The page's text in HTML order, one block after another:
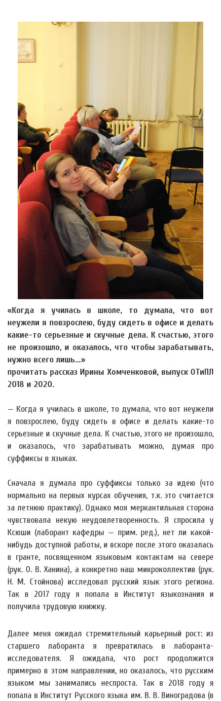
«Когда я училась в школе, то думала, что вот
неужели я повзрослею, буду сидеть в офисе и делать
какие-то серьезные и скучные дела. К счастью, этого
не произошло, и оказалось, что чтобы зарабатывать,
нужно всего лишь…»
прочитать рассказ Ирины Хомченковой, выпуск ОТиПЛ
2018 и 2020.
— Когда я училась в школе, то думала, что вот неужели
я повзрослею, буду сидеть в офисе и делать какие-то
серьезные и скучные дела. К счастью, этого не произошло,
и оказалось, что зарабатывать можно, думая про
суффиксы в языках.
Сначала я думала про суффиксы только за идею (что
нормально на первых курсах обучения, т.к. это считается
за летнюю практику). Однако моя меркантильная сторона
чувствовала некую неудовлетворенность. Я спросила у
Ксюши (лаборант кафедры — прим. ред.), нет ли какой-
нибудь доступной работы, и вскоре после этого оказалась
в гранте, посвященном языковым контактам на севере
(рук. О. В. Ханина), а конкретно наш микроколлектив (рук.
Н. М. Стойнова) исследовал русский язык этого региона.
Так в 2017 году я попала в Институт языкознания и
получила трудовую книжку.
Далее меня ожидал стремительный карьерный рост: из
старшего лаборанта я превратилась в лаборанта-
исследователя. Я ожидала, что рост продолжится
примерно в этом направлении, но оказалось, что русским
языком мы занимались неспроста. Так в 2018 году я
попала в Институт Русского языка им. В. В. Виноградова (в